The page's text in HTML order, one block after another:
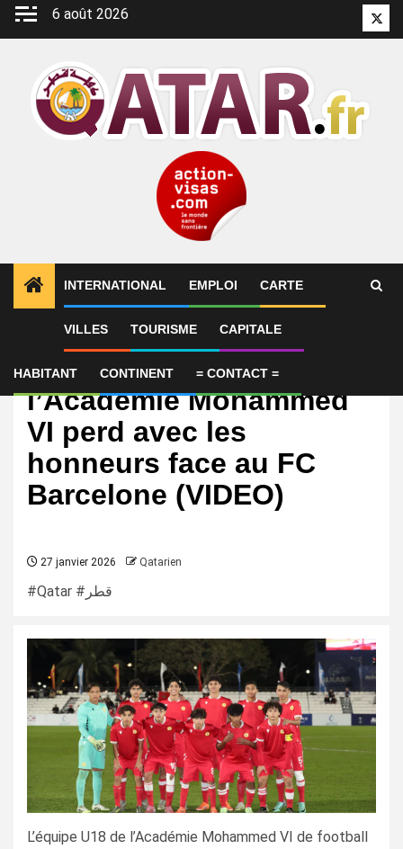
Aller
6 août 2026
INTERNATIONAL EMPLOI CARTE
VILLES TOURISME CAPITALE
HABITANT CONTINENT = CONTACT =
International
Tournoi au Qatar :
l’Académie Mohammed
VI perd avec les
honneurs face au FC
Barcelone (VIDEO)
27 janvier 2026 Qatarien
#Qatar #قطر
L’équipe U18 de l’Académie Mohammed VI de football